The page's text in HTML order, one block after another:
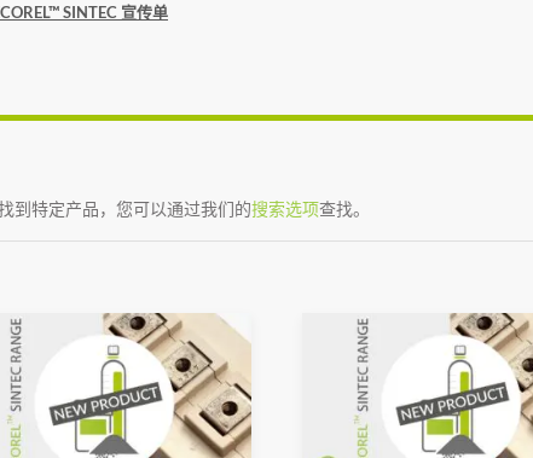
SINTEC 宣传单
到特定产品，您可以通过我们的搜索选项查找。